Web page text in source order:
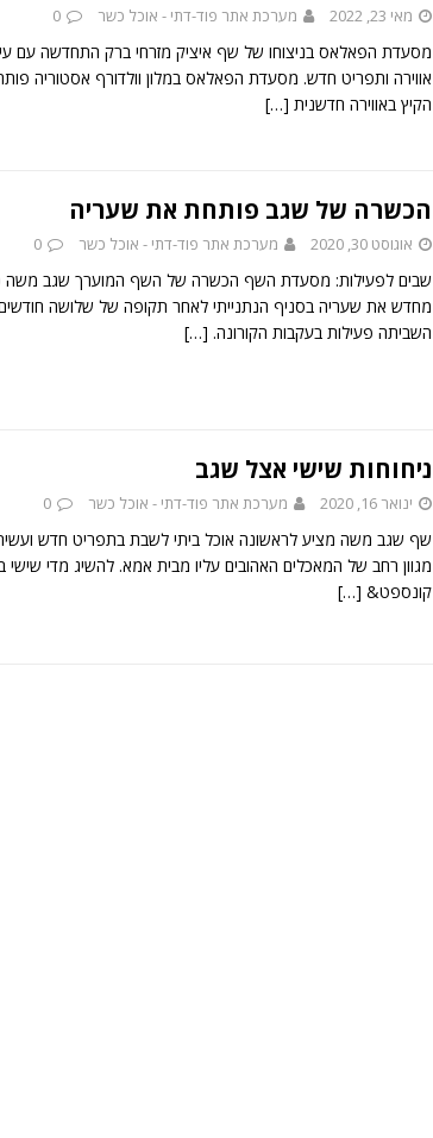
מאי 23, 2022 מערכת אתר פוד-דתי - אוכל כשר 0
מסעדת הפאלאס בניצוחו של שף איציק מזרחי ברק התחדשה עם
אווירה ותפריט חדש. מסעדת הפאלאס במלון וולדורף אסטוריה
הקיץ באווירה חדשנית […]
הכשרה של שגב פותחת את שעריה
אוגוסט 30, 2020 מערכת אתר פוד-דתי - אוכל כשר 0
שבים לפעילות: מסעדת השף הכשרה של השף המוערך שגב משה
מחדש את שעריה בסניף הנתנייתי לאחר תקופה של שלושה
השביתה פעילות בעקבות הקורונה. […]
ניחוחות שישי אצל שגב
ינואר 16, 2020 מערכת אתר פוד-דתי - אוכל כשר 0
שף שגב משה מציע לראשונה אוכל ביתי לשבת בתפריט חדש
מגוון רחב של המאכלים האהובים עליו מבית אמא. להשיג מדי שישי
קונספט& […]